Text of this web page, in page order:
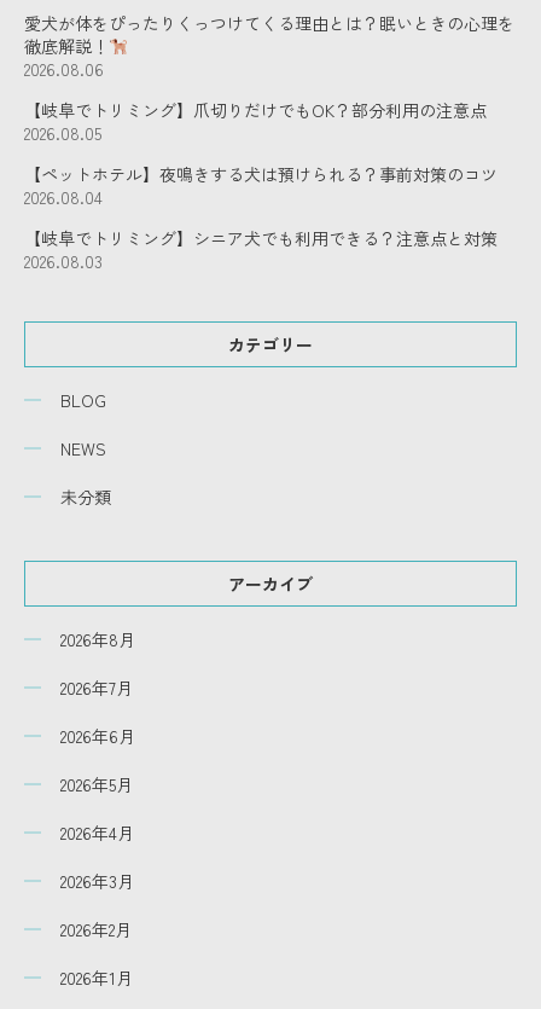
愛犬が体をぴったりくっつけてくる理由とは？眠いときの心理を
徹底解説！
2026.08.06
【岐阜でトリミング】爪切りだけでもOK？部分利用の注意点
2026.08.05
【ペットホテル】夜鳴きする犬は預けられる？事前対策のコツ
2026.08.04
【岐阜でトリミング】シニア犬でも利用できる？注意点と対策
2026.08.03
カテゴリー
BLOG
NEWS
未分類
アーカイブ
2026年8月
2026年7月
2026年6月
2026年5月
2026年4月
2026年3月
2026年2月
2026年1月